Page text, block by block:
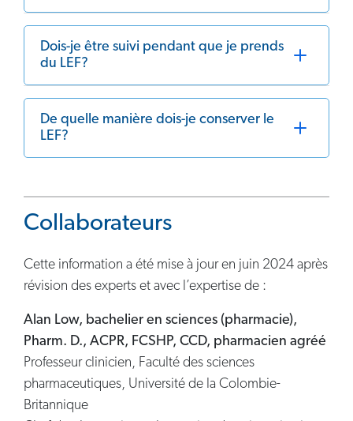
Dois-je être suivi pendant que je prends
du LEF?
De quelle manière dois-je conserver le
LEF?
Collaborateurs
Cette information a été mise à jour en juin 2024 après
révision des experts et avec l’expertise de :
Alan Low, bachelier en sciences (pharmacie),
Pharm. D., ACPR, FCSHP, CCD, pharmacien agréé
Professeur clinicien, Faculté des sciences
pharmaceutiques, Université de la Colombie-
Britannique